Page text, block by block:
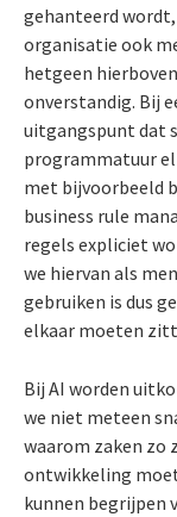
gehanteerd
organisatie ook
hetgeen
onverstandig. Bij
uitgangspunt dat
programmatuur
met bijvoorbeeld
business rule
regels expliciet
we hiervan als
gebruiken is dus
elkaar moeten
Bij AI worden
we niet meteen
waarom zaken zo
ontwikkeling
kunnen begrijpen